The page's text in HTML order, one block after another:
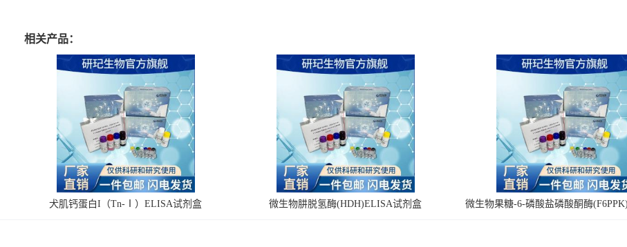
相关产品：
犬肌钙蛋白I（Tn-Ⅰ）ELISA试剂盒 微生物肼脱氢酶(HDH)ELISA试剂盒
微生物果糖-6-磷酸盐磷酸酮酶